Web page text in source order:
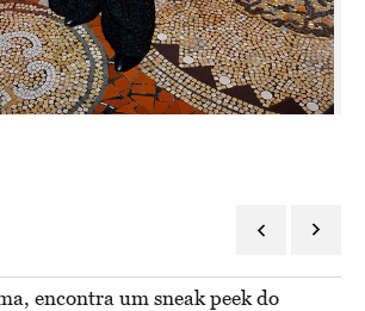
encontra um sneak peek do